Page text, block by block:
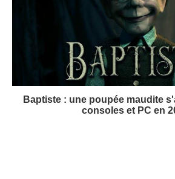
Baptiste : une poupée maudite
consoles et PC en